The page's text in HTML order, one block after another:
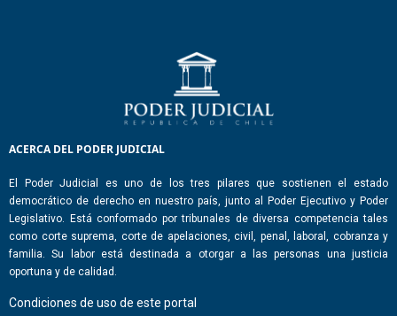
ACERCA DEL PODER JUDICIAL
El Poder Judicial es uno de los tres pilares que sostienen el estado
democrático de derecho en nuestro país, junto al Poder Ejecutivo y Poder
Legislativo. Está conformado por tribunales de diversa competencia tales
como corte suprema, corte de apelaciones, civil, penal, laboral, cobranza y
familia. Su labor está destinada a otorgar a las personas una justicia
oportuna y de calidad.
Condiciones de uso de este portal